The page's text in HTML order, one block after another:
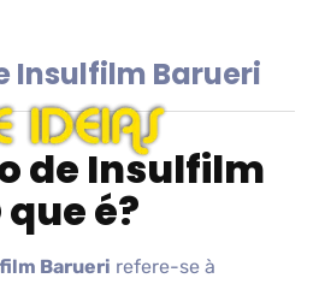
Insulfilm Barueri
de Insulfilm
é?
Barueri refere-se à